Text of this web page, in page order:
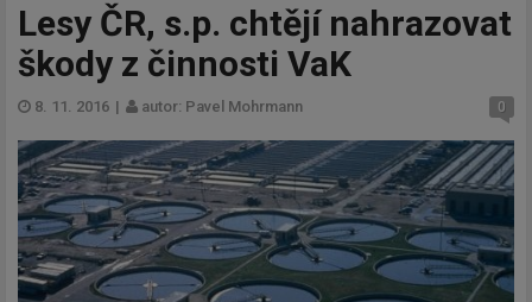
Lesy ČR, s.p. chtějí nahrazovat
škody z činnosti VaK
8. 11. 2016 | autor: Pavel Mohrmann 0